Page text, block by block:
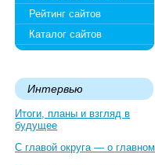
Рейтинг сайтов
Каталог сайтов
Интервью
Итоги, планы и взгляд в
будущее
С главой округа — о главном